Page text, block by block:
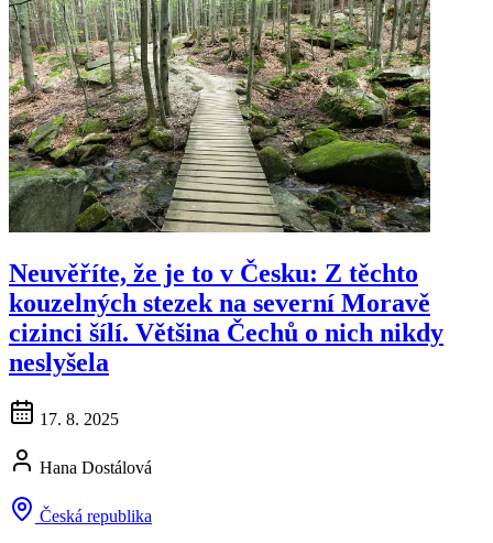
Neuvěříte, že je to v Česku: Z těchto
kouzelných stezek na severní Moravě
cizinci šílí. Většina Čechů o nich nikdy
neslyšela
17. 8. 2025
Hana Dostálová
Česká republika